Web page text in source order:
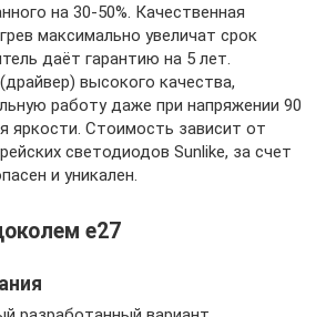
на 30-50%. Качественная
максимально увеличат срок
даёт гарантию на 5 лет.
высокого качества,
работу даже при напряжении 90
яркости. Стоимость зависит от
светодиодов Sunlike, за счет
и уникален.
e27